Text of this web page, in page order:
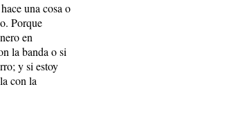
una cosa o
Porque
en
la banda o si
y si estoy
con la